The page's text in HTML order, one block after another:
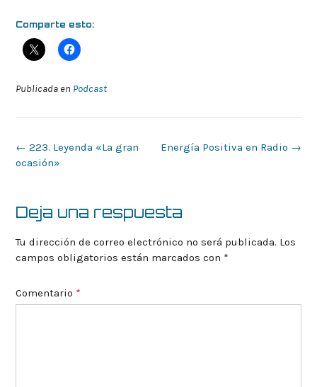
Comparte esto:
Publicada en Podcast
Navegación
de
Energía Positiva en Radio →
← 223. Leyenda «La gran
ocasión»
Deja una respuesta
Tu dirección de correo electrónico no será publicada. Los
campos obligatorios están marcados con *
Comentario *